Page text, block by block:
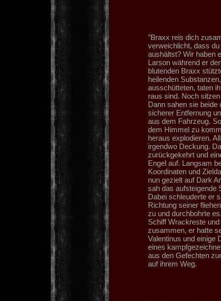
"Braxx reis dich
verweichlicht, dass
aushältst? Wir haben
Larson während er
blutenden Braxx
heilenden
ausschütteten, taten
raus sind. Noch
Dann sahen sie
sicherer Entfernung
aus dem Fahrzeug.
dem Himmel zu
heraus explodieren.
irgendwo Deckung.
zurückgekehrt und
Engel auf. Langsam
Koordinaten und
nun gezielt auf Dark
sah das aufsteigende
Dabei schleuderte er
Richtung seiner
zu und durchbohrte
Schiff Wrackreste
zusammen, er hatte
Valentinus und einige
eines
aus den Gefechten
auf ihrem Weg.